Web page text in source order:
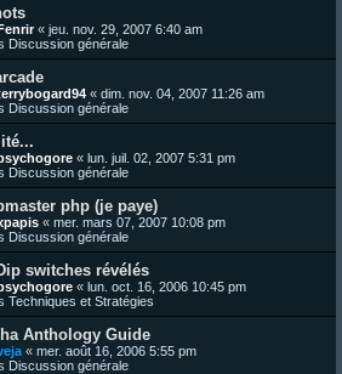
« jeu. nov. 29, 2007 6:40 am
Discussion générale
« dim. nov. 04, 2007 11:26 am
Discussion générale
« lun. juil. 02, 2007 5:31 pm
Discussion générale
php (je paye)
« mer. mars 07, 2007 10:08 pm
Discussion générale
switches révélés
« lun. oct. 16, 2006 10:45 pm
Techniques et Stratégies
Anthology Guide
« mer. août 16, 2006 5:55 pm
Discussion générale